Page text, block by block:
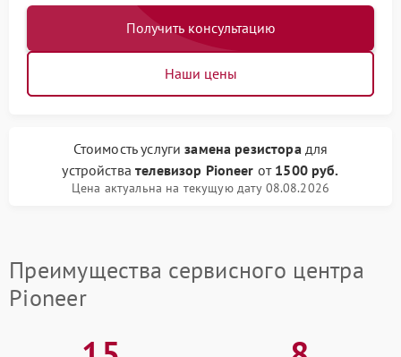
Получить консультацию
Наши цены
Стоимость услугизамена резисторадля
устройствателевизор Pioneer от 1500 руб.
Цена актуальна на текущую дату 08.08.2026
Преимущества сервисного центра
Pioneer